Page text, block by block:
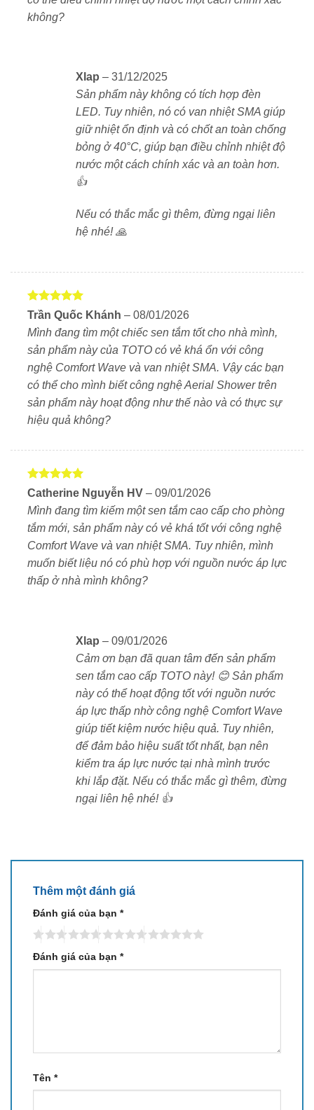
tối giản, hiện đại phù hợp với nhiều không gian nội
Hướng dẫn lắp đặt
Lắp đặt gắn tường, kết nối trực tiếp với đường
nước nóng – lạnh.
Khoảng cách tâm giữa hai đầu nối nước là170mm
tương thích với tiêu chuẩn Nhật Bản.
để đồng bộ hiệu quả sử dụng.
chính hãng ở đâu?
Tạixlap.vn, chúng tôi chuyên phân phối các thiết bị vệ
sinh nội địa Nhậtchính hãng, cam kết:
Hàng nội địa Nhật, mới 100%
Giá tốt, cạnh tranh nhất
Bảo hành 24 tháng – hỗ trợ kỹ thuật tận tình
📞Liên hệ ngayvới chúng tôi qua hotline
050hoặc zalo để nhậntư vấn và báo giá ưu đãi!
không?
Xlap – 31/12/2025
Sản phẩm này không có tích hợp đèn
LED. Tuy nhiên, nó có van nhiệt SMA giúp
giữ nhiệt ổn định và có chốt an toàn chống
bỏng ở 40°C, giúp bạn điều chỉnh nhiệt độ
nước một cách chính xác và an toàn hơn.
👍
Nếu có thắc mắc gì thêm, đừng ngại liên
hệ nhé! 🙏
Được xếp
55
sao
Trần Quốc Khánh – 08/01/2026
Mình đang tìm một chiếc sen tắm tốt cho nhà mình,
sản phẩm này của TOTO có vẻ khá ổn với công
nghệ Comfort Wave và van nhiệt SMA. Vậy các bạn
có thể cho mình biết công nghệ Aerial Shower trên
sản phẩm này hoạt động như thế nào và có thực sự
hiệu quả không?
Được xếp
sao
Catherine Nguyễn HV – 09/01/2026
Mình đang tìm kiếm một sen tắm cao cấp cho phòng
tắm mới, sản phẩm này có vẻ khá tốt với công nghệ
Comfort Wave và van nhiệt SMA. Tuy nhiên, mình
muốn biết liệu nó có phù hợp với nguồn nước áp lực
thấp ở nhà mình không?
Xlap – 09/01/2026
Cảm ơn bạn đã quan tâm đến sản phẩm
sen tắm cao cấp TOTO này! 😊 Sản phẩm
này có thể hoạt động tốt với nguồn nước
áp lực thấp nhờ công nghệ Comfort Wave
giúp tiết kiệm nước hiệu quả. Tuy nhiên,
để đảm bảo hiệu suất tốt nhất, bạn nên
kiểm tra áp lực nước tại nhà mình trước
khi lắp đặt. Nếu có thắc mắc gì thêm, đừng
ngại liên hệ nhé! 👍
Thêm một đánh giá
Đánh giá của bạn *
Đánh giá của bạn *
Tên *